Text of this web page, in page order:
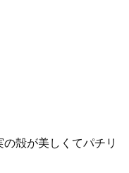
殻が美しくてパチリ